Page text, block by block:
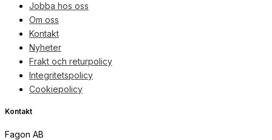
Jobba hos oss
Om oss
Kontakt
Nyheter
Frakt och returpolicy
Integritetspolicy
Cookiepolicy
Kontakt
Fagon AB